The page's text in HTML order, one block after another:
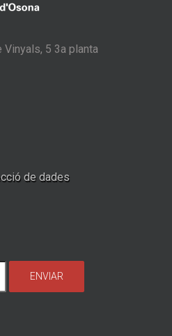
Vinyals, 5 3a planta
de dades